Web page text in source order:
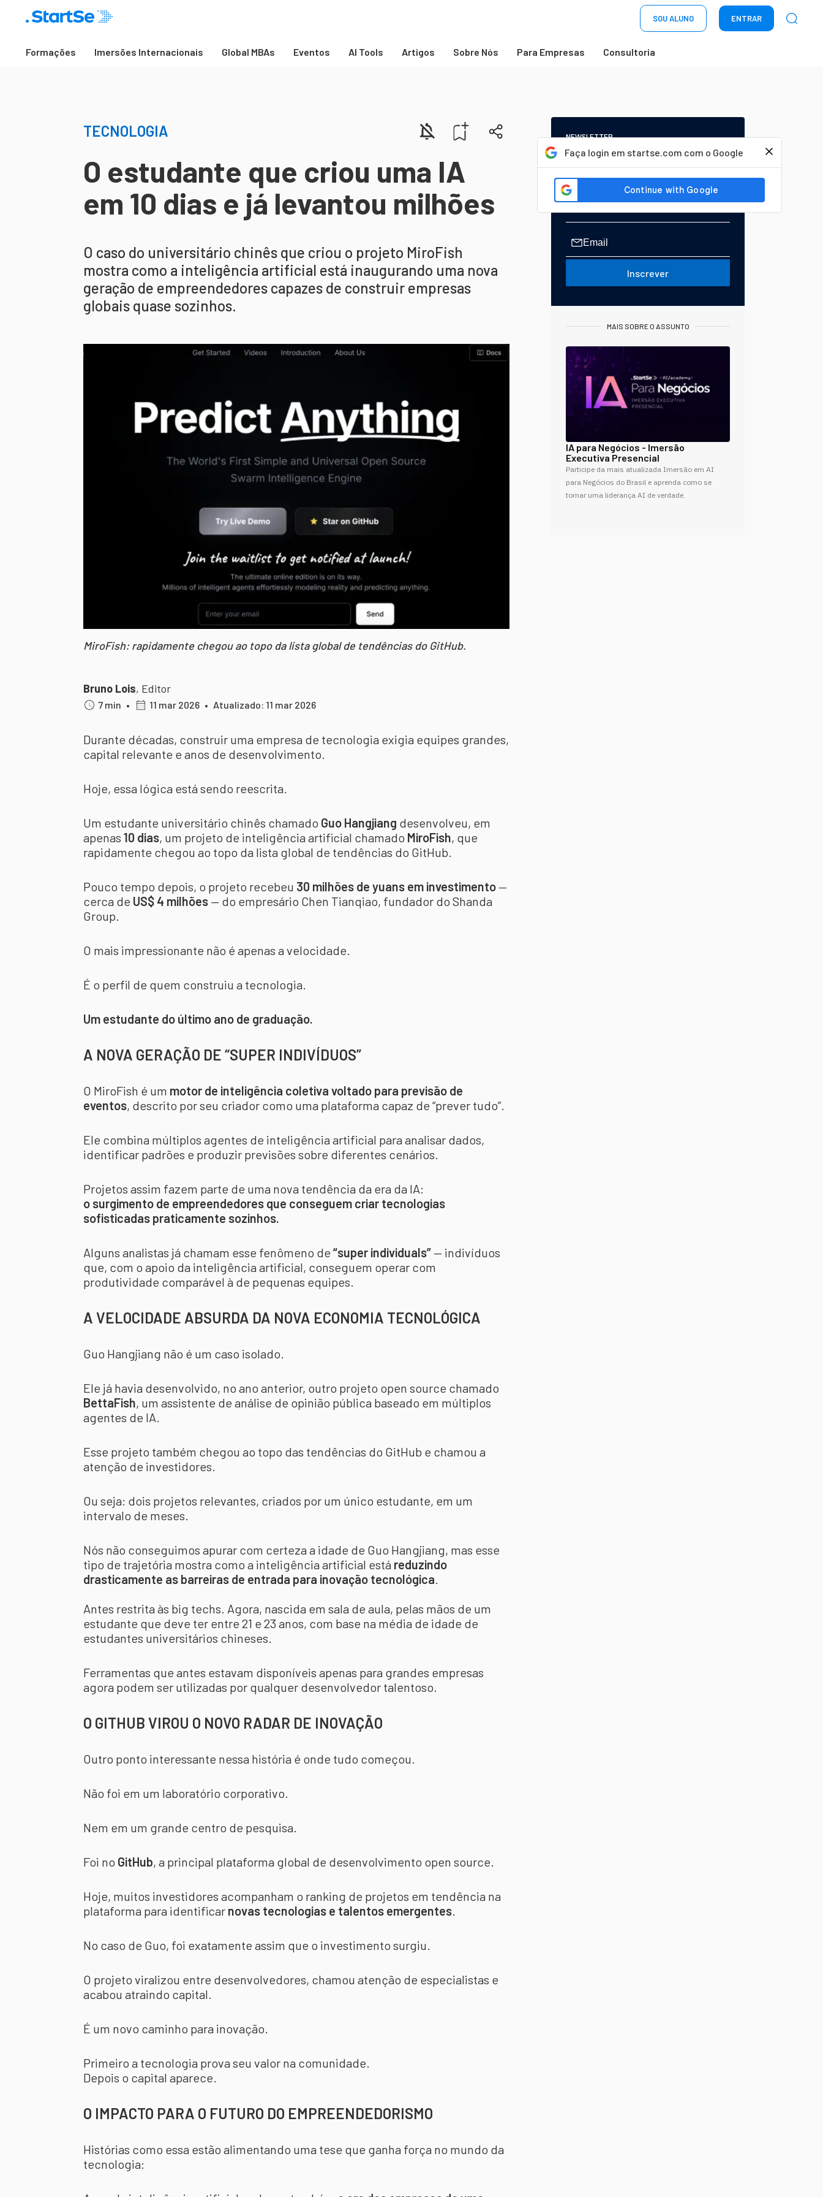
SOU ALUNO ENTRAR
Formações Imersões Internacionais Global MBAs Eventos AI Tools Artigos Sobre Nós Para Empresas Consultoria
Faça login em startse.com com o Google
TECNOLOGIA
O estudante que criou uma IA
em 10 dias e já levantou milhões
O caso do universitário chinês que criou o projeto MiroFish
mostra como a inteligência artificial está inaugurando uma nova
geração de empreendedores capazes de construir empresas
globais quase sozinhos.
MiroFish: rapidamente chegou ao topo da lista global de tendências do GitHub.
Bruno Lois, Editor
7 min • 11 mar 2026 • Atualizado: 11 mar 2026
Durante décadas, construir uma empresa de tecnologia exigia equipes grandes,
capital relevante e anos de desenvolvimento.
Hoje, essa lógica está sendo reescrita.
Um estudante universitário chinês chamado Guo Hangjiang desenvolveu, em
apenas 10 dias, um projeto de inteligência artificial chamado MiroFish, que
rapidamente chegou ao topo da lista global de tendências do GitHub.
Pouco tempo depois, o projeto recebeu 30 milhões de yuans em investimento —
cerca de US$ 4 milhões — do empresário Chen Tianqiao, fundador do Shanda
Group.
O mais impressionante não é apenas a velocidade.
É o perfil de quem construiu a tecnologia.
Um estudante do último ano de graduação.
A NOVA GERAÇÃO DE “SUPER INDIVÍDUOS”
O MiroFish é um motor de inteligência coletiva voltado para previsão de
eventos, descrito por seu criador como uma plataforma capaz de “prever tudo”.
Ele combina múltiplos agentes de inteligência artificial para analisar dados,
identificar padrões e produzir previsões sobre diferentes cenários.
Projetos assim fazem parte de uma nova tendência da era da IA:
o surgimento de empreendedores que conseguem criar tecnologias
sofisticadas praticamente sozinhos.
Alguns analistas já chamam esse fenômeno de “super individuals” — indivíduos
que, com o apoio da inteligência artificial, conseguem operar com
produtividade comparável à de pequenas equipes.
A VELOCIDADE ABSURDA DA NOVA ECONOMIA TECNOLÓGICA
Guo Hangjiang não é um caso isolado.
Ele já havia desenvolvido, no ano anterior, outro projeto open source chamado
BettaFish, um assistente de análise de opinião pública baseado em múltiplos
agentes de IA.
Esse projeto também chegou ao topo das tendências do GitHub e chamou a
atenção de investidores.
Ou seja: dois projetos relevantes, criados por um único estudante, em um
intervalo de meses.
Nós não conseguimos apurar com certeza a idade de Guo Hangjiang, mas esse
tipo de trajetória mostra como a inteligência artificial está reduzindo
drasticamente as barreiras de entrada para inovação tecnológica.
Antes restrita às big techs. Agora, nascida em sala de aula, pelas mãos de um
estudante que deve ter entre 21 e 23 anos, com base na média de idade de
estudantes universitários chineses.
Ferramentas que antes estavam disponíveis apenas para grandes empresas
agora podem ser utilizadas por qualquer desenvolvedor talentoso.
O GITHUB VIROU O NOVO RADAR DE INOVAÇÃO
Outro ponto interessante nessa história é onde tudo começou.
Não foi em um laboratório corporativo.
Nem em um grande centro de pesquisa.
Foi no GitHub, a principal plataforma global de desenvolvimento open source.
Hoje, muitos investidores acompanham o ranking de projetos em tendência na
plataforma para identificar novas tecnologias e talentos emergentes.
No caso de Guo, foi exatamente assim que o investimento surgiu.
O projeto viralizou entre desenvolvedores, chamou atenção de especialistas e
acabou atraindo capital.
É um novo caminho para inovação.
Primeiro a tecnologia prova seu valor na comunidade.
Depois o capital aparece.
O IMPACTO PARA O FUTURO DO EMPREENDEDORISMO
Histórias como essa estão alimentando uma tese que ganha força no mundo da
tecnologia:
NEWSLETTER
Start Seu dia:
A Newsletter do AGORA!
Inscrever
MAIS SOBRE O ASSUNTO
IA para Negócios - Imersão
Executiva Presencial
Participe da mais atualizada Imersão em AI
para Negócios do Brasil e aprenda como se
tornar uma liderança AI de verdade.